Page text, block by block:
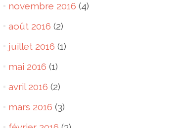
novembre 2016 (4)
août 2016 (2)
juillet 2016 (1)
mai 2016 (1)
avril 2016 (2)
mars 2016 (3)